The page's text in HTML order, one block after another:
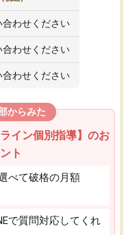
わせください
わせください
わせください
からみた
イン個別指導】のお
ト
べて破格の月額
で質問対応してくれ